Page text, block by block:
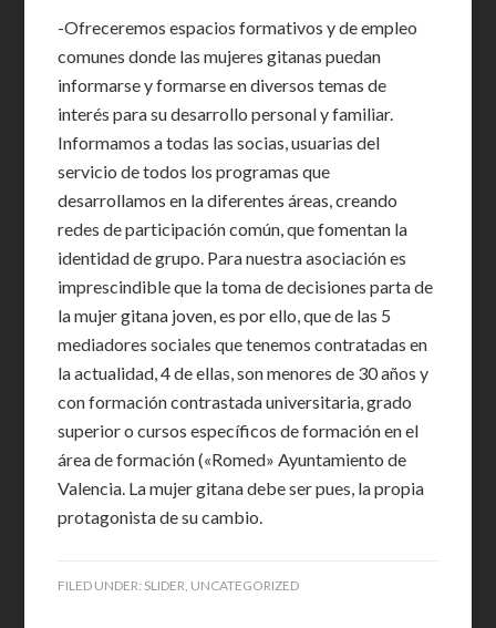
-Ofreceremos espacios formativos y de empleo
comunes donde las mujeres gitanas puedan
informarse y formarse en diversos temas de
interés para su desarrollo personal y familiar.
Informamos a todas las socias, usuarias del
servicio de todos los programas que
desarrollamos en la diferentes áreas, creando
redes de participación común, que fomentan la
identidad de grupo. Para nuestra asociación es
imprescindible que la toma de decisiones parta de
la mujer gitana joven, es por ello, que de las 5
mediadores sociales que tenemos contratadas en
la actualidad, 4 de ellas, son menores de 30 años y
con formación contrastada universitaria, grado
superior o cursos específicos de formación en el
área de formación («Romed» Ayuntamiento de
Valencia. La mujer gitana debe ser pues, la propia
protagonista de su cambio.
FILED UNDER: SLIDER UNCATEGORIZED